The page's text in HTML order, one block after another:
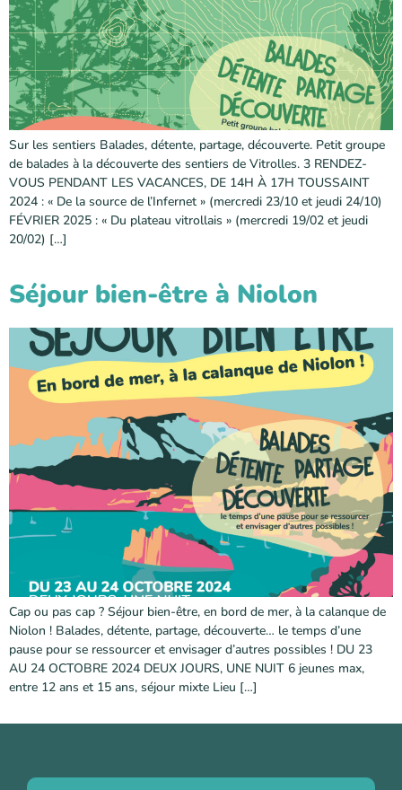
Sur les sentiers Balades, détente, partage, découverte. Petit groupe
de balades à la découverte des sentiers de Vitrolles. 3 RENDEZ-
VOUS PENDANT LES VACANCES, DE 14H À 17H TOUSSAINT
2024 : « De la source de l’Infernet » (mercredi 23/10 et jeudi 24/10)
FÉVRIER 2025 : « Du plateau vitrollais » (mercredi 19/02 et jeudi
20/02) […]
Séjour bien-être à Niolon
Cap ou pas cap ? Séjour bien-être, en bord de mer, à la calanque de
Niolon ! Balades, détente, partage, découverte… le temps d’une
pause pour se ressourcer et envisager d’autres possibles ! DU 23
AU 24 OCTOBRE 2024 DEUX JOURS, UNE NUIT 6 jeunes max,
entre 12 ans et 15 ans, séjour mixte Lieu […]